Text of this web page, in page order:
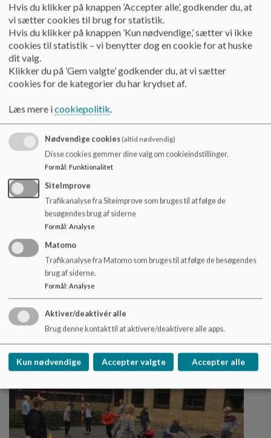
Nyt på Sulsted Skole
Nyheder Sulsted Skole
Læs mere
Indskoling - Sulsted Skole
Velkommen til indskolingen på Sulsted Skole Bh.kl.-3.
klasse
Læs mere
Hvis du klikker på knappen ’Accepter alle’, godkender du, at
vi sætter cookies til brug for statistik.
Hvis du klikker på knappen ’Kun nødvendige,’ sætter vi ikke
cookies til statistik – vi benytter dog en cookie for at huske
dit valg.
Klikker du på ’Gem valgte’ godkender du, at vi sætter
cookies for de kategorier du har krydset af.
Læs mere icookiepolitik.
Nødvendige cookies(altid nødvendig)
Disse cookies gemmer dine valg om cookieindstillinger.
Formål: Funktionalitet
SiteImprove
Trafikanalyse fra Siteimprove som bruges til at følge de
besøgendes brug af siderne
Formål: Analyse
Matomo
Trafikanalyse fra Matomo som bruges til at følge de besøgendes
brug af siderne.
Formål: Analyse
Aktiver/deaktivér alle
Brug denne kontakt til at aktivere/deaktivere alle apps.
Kun nødvendige Accepter valgte Accepter alle